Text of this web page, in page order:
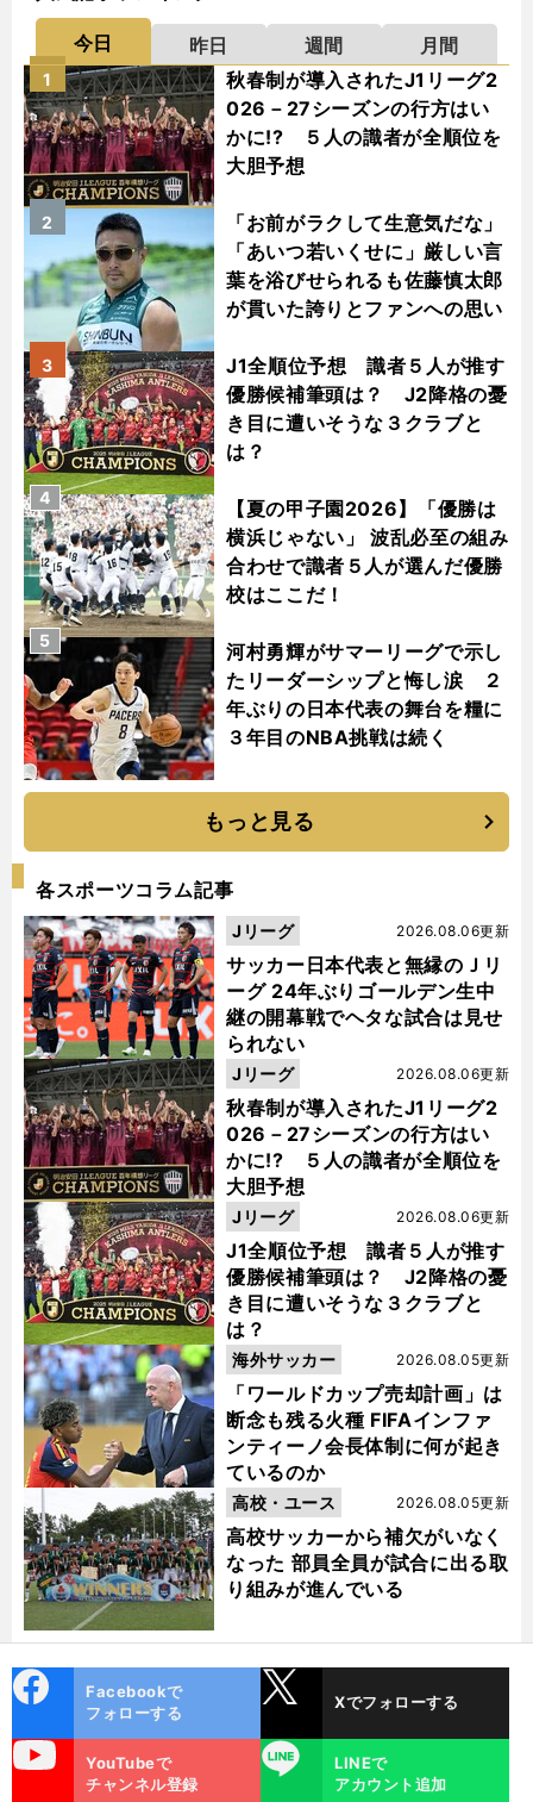
今日 昨日 週間
月間
秋春制が導入されたJ1リーグ2
026－27シーズンの行方はい
かに!? ５人の識者が全順位を
大胆予想
1
「お前がラクして生意気だな」
「あいつ若いくせに」厳しい言
葉を浴びせられるも佐藤慎太郎
が貫いた誇りとファンへの思い
2
J1全順位予想 識者５人が推す
優勝候補筆頭は？ J2降格の憂
き目に遭いそうな３クラブと
は？
3
【夏の甲子園2026】「優勝は
横浜じゃない」 波乱必至の組み
合わせで識者５人が選んだ優勝
校はここだ！
4
河村勇輝がサマーリーグで示し
たリーダーシップと悔し涙 ２
年ぶりの日本代表の舞台を糧に
３年目のNBA挑戦は続く
5
もっと見る
各スポーツコラム記事
サッカー日本代表と無縁のＪリ
ーグ 24年ぶりゴールデン生中
継の開幕戦でヘタな試合は見せ
られない
2026.08.06更新
Jリーグ
秋春制が導入されたJ1リーグ2
026－27シーズンの行方はい
かに!? ５人の識者が全順位を
大胆予想
2026.08.06更新
Jリーグ
J1全順位予想 識者５人が推す
優勝候補筆頭は？ J2降格の憂
き目に遭いそうな３クラブと
は？
2026.08.06更新
Jリーグ
「ワールドカップ売却計画」は
断念も残る火種 FIFAインファ
ンティーノ会長体制に何が起き
ているのか
2026.08.05更新
海外サッカー
高校サッカーから補欠がいなく
なった 部員全員が試合に出る取
り組みが進んでいる
2026.08.05更新
高校・ユース
ok
Facebookで
フォローする
Xでフォローする
YouTubeで
チャンネル登録
LINE
LINEで
アカウント追加